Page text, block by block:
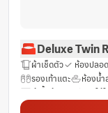
Deluxe Twin
ผ้าเช็ดตัว ห้องปลอ
รองเท้าแตะ
ห้องน้
ตู้เสื้อผ้า
ฟรีของใช้